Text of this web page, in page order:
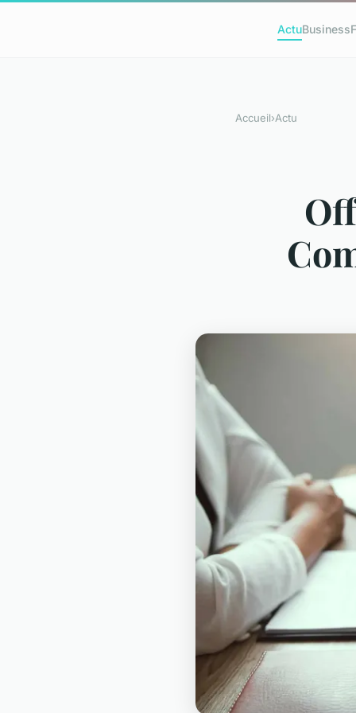
ActuBusiness
Accueil›Actu